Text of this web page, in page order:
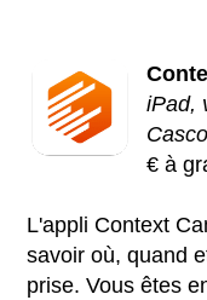
iPad,
€ à
L'appli Context
savoir où, quand
prise. Vous êtes